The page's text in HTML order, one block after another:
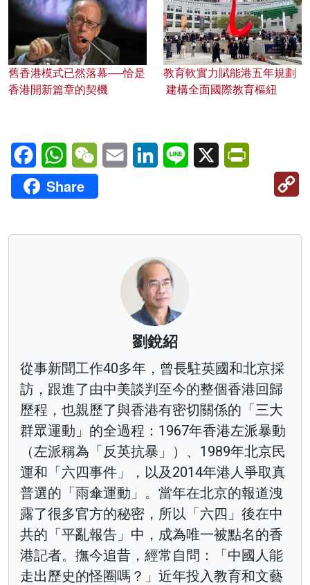
舊香港模式已然落幕──恰是
香港開新篇章的契機
教育軟實力賦能港五年規劃
建構全面國際教育樞紐
FacebookWhatsAppWeChatEmail LinkedInLine X
Share
劉銳紹
從事新聞工作40多年，曾長駐英國和北京採
訪，跟進了由中美談判至今的整個香港回歸
歷程，也親歷了與香港有密切關係的「三大
群眾運動」的全過程：1967年香港左派暴動
（左派稱為「反英抗暴」）、1989年北京民
運和「六四事件」，以及2014年港人爭取真
普選的「雨傘運動」。當年在北京的報道洩
露了很多官方的秘密，所以「六四」後在中
共的「平亂報告」中，成為唯一被點名的香
港記者。撫今追昔，經常自問：「中國人能
走出歷史的怪圈嗎？」近年投入教育和文藝